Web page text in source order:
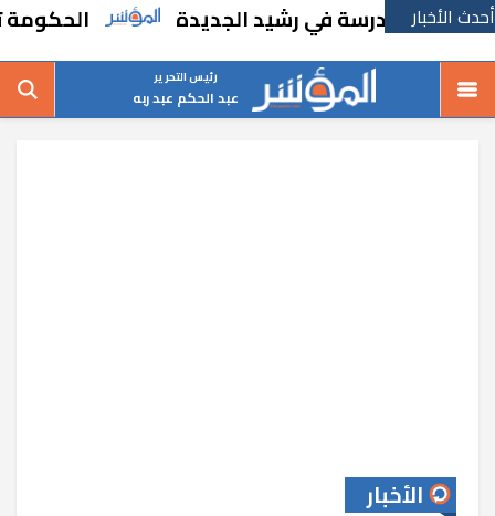
أحدث الأخبار
مدرسة في رشيد الجديدة الحكومة تقر
رئيس التحرير
عبد الحكم عبد ربه
الأخبار